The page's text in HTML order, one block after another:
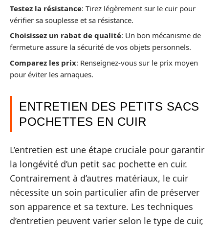
Testez la résistance: Tirez légèrement sur le cuir pour
vérifier sa souplesse et sa résistance.
Choisissez un rabat de qualité: Un bon mécanisme de
fermeture assure la sécurité de vos objets personnels.
Comparez les prix: Renseignez-vous sur le prix moyen
pour éviter les arnaques.
ENTRETIEN DES PETITS SACS
POCHETTES EN CUIR
L’entretien est une étape cruciale pour garantir
la longévité d’un petit sac pochette en cuir.
Contrairement à d’autres matériaux, le cuir
nécessite un soin particulier afin de préserver
son apparence et sa texture. Les techniques
d’entretien peuvent varier selon le type de cuir,